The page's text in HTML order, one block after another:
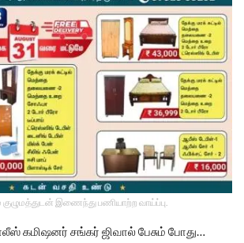
இணைந்து பணியாற்ற வாய்ப்பு.
கமிஷனர் சங்கர் ஜிவால் பேசும் போது…